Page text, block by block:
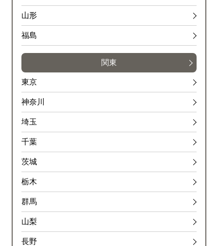
山形
福島
関東
東京
神奈川
埼玉
千葉
茨城
栃木
群馬
山梨
長野